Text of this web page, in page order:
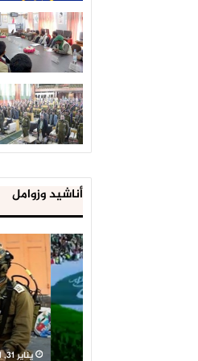
أناشيد وزوامل
العدو
الإسرائيلي
اعتقل
543
طفلا
فلسطينيا
خلال
يناير 31, 2021